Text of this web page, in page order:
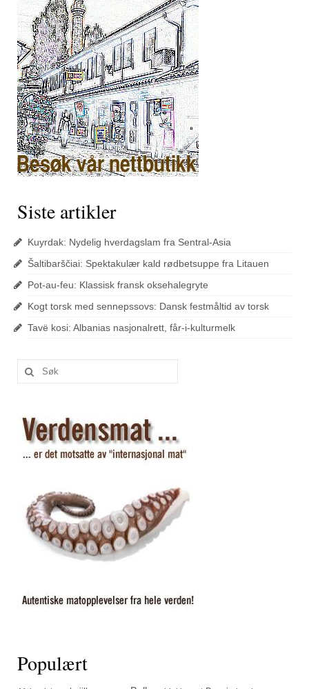
Siste artikler
Kuyrdak: Nydelig hverdagslam fra Sentral-Asia
Šaltibarščiai: Spektakulær kald rødbetsuppe fra Litauen
Pot-au-feu: Klassisk fransk oksehalegryte
Kogt torsk med sennepssovs: Dansk festmåltid av torsk
Tavë kosi: Albanias nasjonalrett, får-i-kulturmelk
Populært